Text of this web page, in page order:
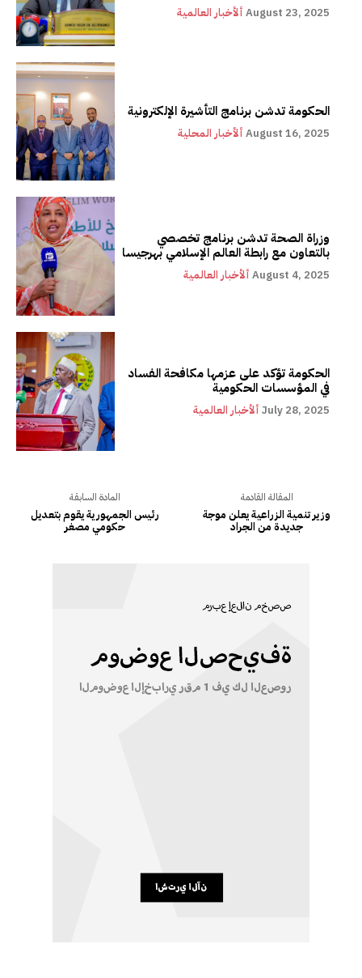
ألأخبار العالمية August 23, 2025
الحكومة تدشن برنامج التأشيرة الإلكترونية
ألأخبار المحلية August 16, 2025
وزراة الصحة تدشن برنامج تخصصي
بالتعاون مع رابطة العالم الإسلامي بهرجيسا
ألأخبار العالمية August 4, 2025
الحكومة تؤكد على عزمها مكافحة الفساد
في المؤسسات الحكومية
ألأخبار العالمية July 28, 2025
المادة السابقة
رئيس الجمهورية يقوم بتعديل
حكومي مصغر
المقالة القادمة
وزير تنمية الزراعية يعلن موجة
جديدة من الجراد